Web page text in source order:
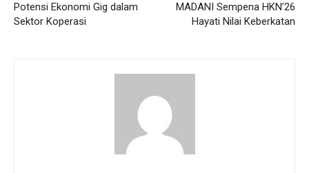
Potensi Ekonomi Gig dalam
Sektor Koperasi
MADANI Sempena HKN’26
Hayati Nilai Keberkatan